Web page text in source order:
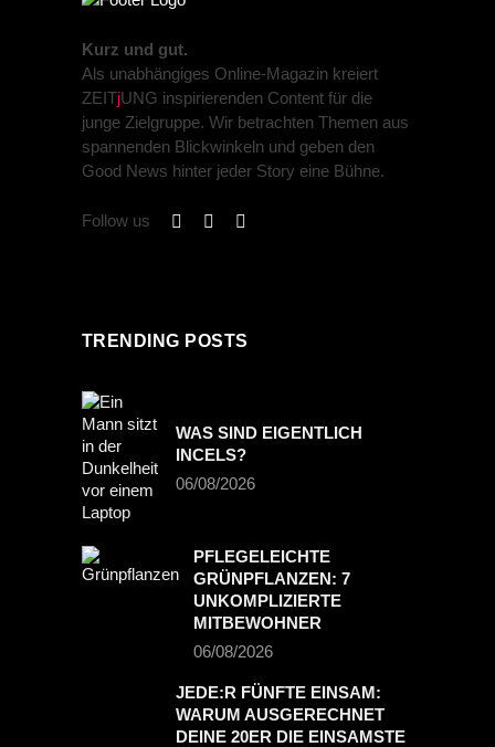
Kurz und gut.
Als unabhängiges Online-Magazin kreiert
ZEITjUNG inspirierenden Content für die
junge Zielgruppe. Wir betrachten Themen aus
spannenden Blickwinkeln und geben den
Good News hinter jeder Story eine Bühne.
Follow us
TRENDING POSTS
WAS SIND EIGENTLICH
INCELS?
06/08/2026
PFLEGELEICHTE
GRÜNPFLANZEN: 7
UNKOMPLIZIERTE
MITBEWOHNER
06/08/2026
JEDE:R FÜNFTE EINSAM:
WARUM AUSGERECHNET
DEINE 20ER DIE EINSAMSTE